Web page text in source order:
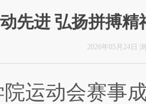
先进 弘扬拼搏
2026年05月24日
运动会赛事